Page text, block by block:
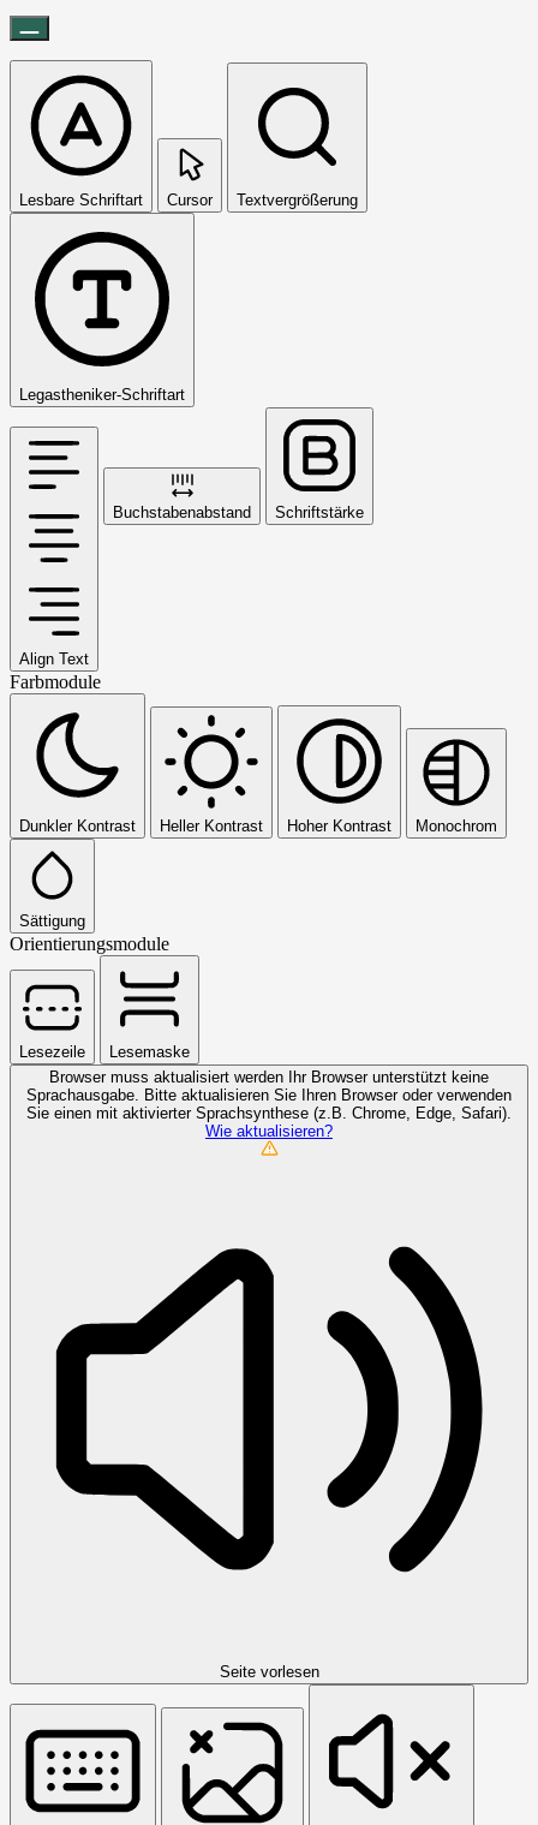
Lesbare Schriftart Cursor Textvergrößerung
Legastheniker-Schriftart
Align Text
Buchstabenabstand Schriftstärke
Farbmodule
Dunkler Kontrast Heller Kontrast Hoher Kontrast Monochrom
Sättigung
Orientierungsmodule
Lesezeile
Lesemaske
Browser muss aktualisiert werden
Ihr Browser unterstützt keine
Sprachausgabe. Bitte aktualisieren Sie Ihren Browser oder verwenden
Sie einen mit aktivierter Sprachsynthese (z.B. Chrome, Edge, Safari).
Wie aktualisieren?
Seite vorlesen